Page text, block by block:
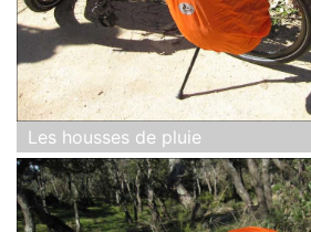
Les housses de pluie